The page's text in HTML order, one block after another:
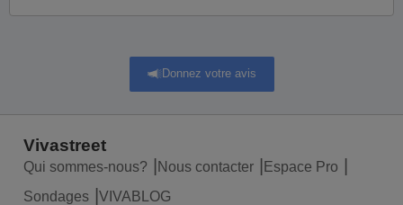
Donnez votre avis
Vivastreet
Qui sommes-nous? Nous contacter
Espace Pro
Sondages
VIVABLOG